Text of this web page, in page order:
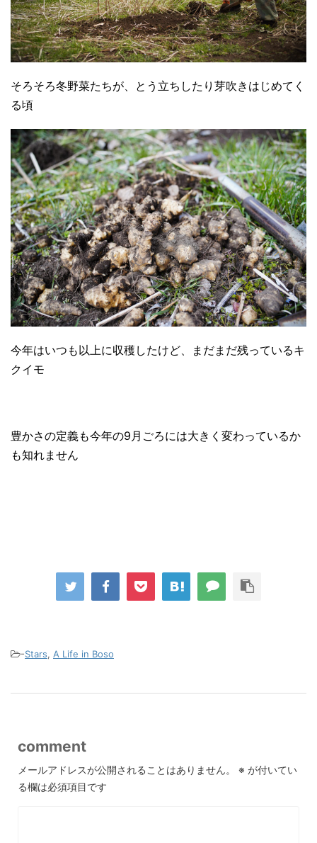
そろそろ冬野菜たちが、とう立ちしたり芽吹きはじめてく
る頃
今年はいつも以上に収穫したけど、まだまだ残っているキ
クイモ
豊かさの定義も今年の9月ごろには大きく変わっているか
も知れません
-Stars, A Life in Boso
comment
メールアドレスが公開されることはありません。 ※ が付いてい
る欄は必須項目です